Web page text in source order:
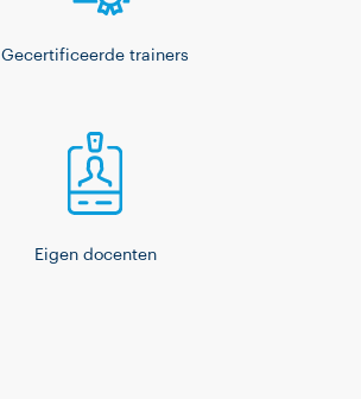
Gecertificeerde trainers
Eigen docenten